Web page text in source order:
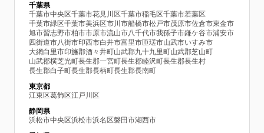
千葉県
千葉市中央区千葉市花見川区千葉市稲毛区千葉市若葉区
千葉市緑区千葉市美浜区市川市船橋市松戸市茂原市佐倉市東金市
旭市習志野市柏市市原市流山市八千代市我孫子市鎌ケ谷市浦安市
四街道市八街市印西市白井市富里市匝瑳市山武市いすみ市
大網白里市印旛郡酒々井町山武郡九十九里町山武郡芝山町
山武郡横芝光町長生郡一宮町長生郡睦沢町長生郡長生村
長生郡白子町長生郡長柄町長生郡長南町
東京都
江東区葛飾区江戸川区
静岡県
浜松市中央区浜松市浜名区磐田市湖西市